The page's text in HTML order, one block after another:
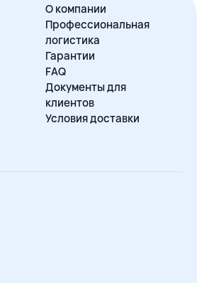
О компании
Профессиональная
логистика
Гарантии
FAQ
Документы для
клиентов
Условия доставки